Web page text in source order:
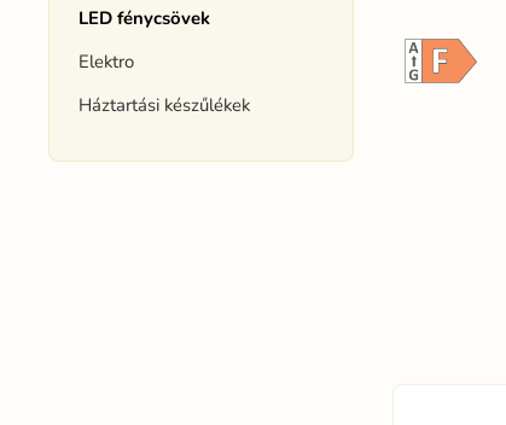
LED fénycsövek
Elektro
Háztartási készűlékek